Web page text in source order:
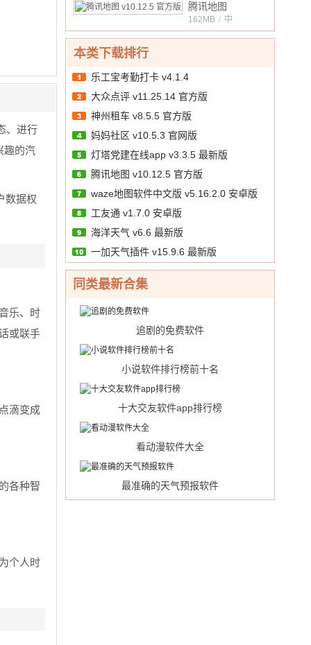
、进行
趣的汽
数据权
乐、时
或联手
滴变成
各种智
个人时
腾讯地图
v10.12.5 官方版
162MB / 中
文 / 10.00
本类下载排行
乐工宝考勤打卡 v4.1.4
大众点评 v11.25.14 官方版
神州租车 v8.5.5 官方版
妈妈社区 v10.5.3 官网版
灯塔党建在线app v3.3.5 最新版
腾讯地图 v10.12.5 官方版
waze地图软件中文版 v5.16.2.0 安卓版
工友通 v1.7.0 安卓版
海洋天气 v6.6 最新版
一加天气插件 v15.9.6 最新版
同类最新合集
追剧的免费软件
小说软件排行榜前十名
十大交友软件app排行榜
看动漫软件大全
最准确的天气预报软件